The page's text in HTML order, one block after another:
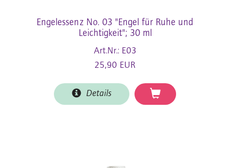
Engelessenz No. 03 "Engel für Ruhe und
Leichtigkeit"; 30 ml
Art.Nr.: E03
25,90 EUR
Details